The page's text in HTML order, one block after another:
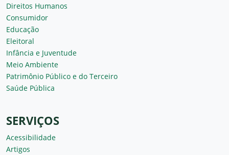
Direitos Humanos
Consumidor
Educação
Eleitoral
Infância e Juventude
Meio Ambiente
Patrimônio Público e do Terceiro
Saúde Pública
SERVIÇOS
Acessibilidade
Artigos